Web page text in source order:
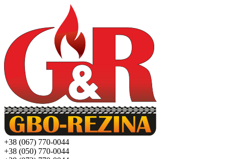
+38 (067) 770-0044
+38 (050) 770-0044